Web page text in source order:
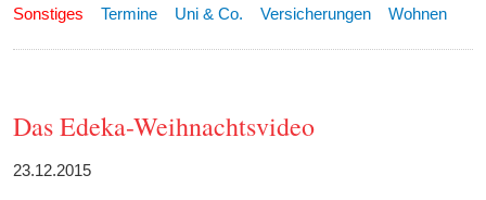
Sonstiges
Termine Uni & Co. Versicherungen Wohnen
Das Edeka-Weihnachtsvideo
23.12.2015